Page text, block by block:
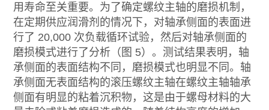
用寿命至关重要。为了确定螺纹主轴的磨损机制，
在定期供应润滑剂的情况下，对轴承侧面的表面进
行了 20,000 次负载循环试验，然后对轴承侧面的
磨损模式进行了分析（图 5）。测试结果表明，轴
承侧面的表面结构不同，磨损模式也明显不同。轴
承侧面无表面结构的滚压螺纹主轴在螺纹主轴轴承
侧面有明显的粘着沉积物，这是由于螺母材料的大